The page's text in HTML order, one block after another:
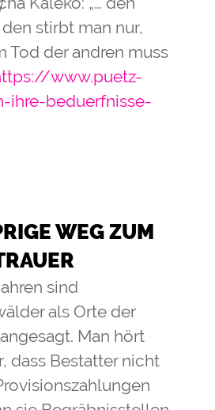
stirbt man nur,
Tod der andren muss
www.puetz-
ihre-beduerfnisse-
WEG ZUM
sind
als Orte der
Man hört
dass Bestatter nicht